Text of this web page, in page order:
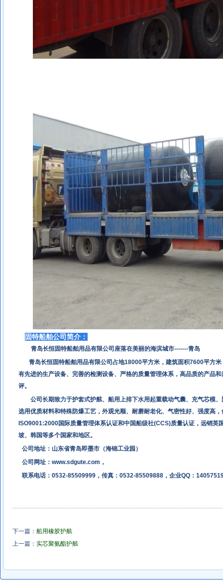
固特船舶公司简介：
青岛长恒固特船舶用品有限公司座落在美丽的海滨城市-------青岛
青岛长恒固特船舶用品有限公司占地18000平方米，建筑面积7600平方
有先进的生产设备、完善的检测设备、严格的质量管理体系，高品质的产品
评。
公司长期致力于护套式护舷、船用上排下水用起重载动气囊、充气芯模
选用优质材料和特殊防爆工艺，外观光顺、耐磨耐老化、气密性好、强度高
ISO9001:2000国际质量管理体系认证和中国船级社(CCS)质量认证，远销英
坡、韩国等多个国家和地区。
公司地址：山东省青岛即墨市（海锦工业园）
公司网址： www.sdgute.com ，
联系电话：0532-85509999，传真：0532-85509888，企业QQ：
下一篇： 船用橡胶护舷
上一篇： 实芯聚氨酯护舷